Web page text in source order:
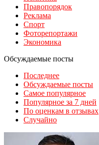
Правопорядок
Реклама
Спорт
Фоторепортажи
Экономика
Обсуждаемые посты
Последнее
Обсуждаемые посты
Самое популярное
Популярное за 7 дней
По оценкам в отзывах
Случайно